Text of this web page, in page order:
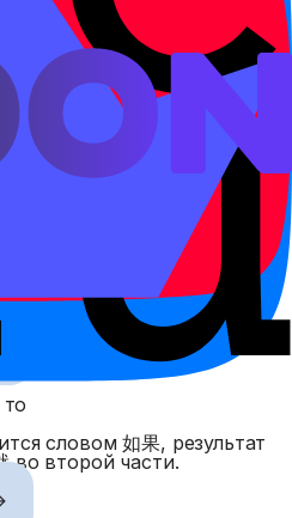
или
говорить осторожно,
два качества или
верны одновременно.
словом 如果, результат
во второй части.